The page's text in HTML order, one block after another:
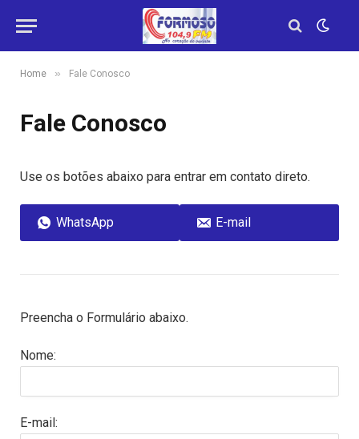
Home » Fale Conosco
Fale Conosco
Use os botões abaixo para entrar em contato direto.
WhatsApp E-mail
Preencha o Formulário abaixo.
Nome:
E-mail: